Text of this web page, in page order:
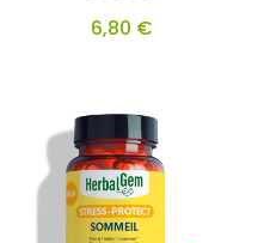
6,80 €